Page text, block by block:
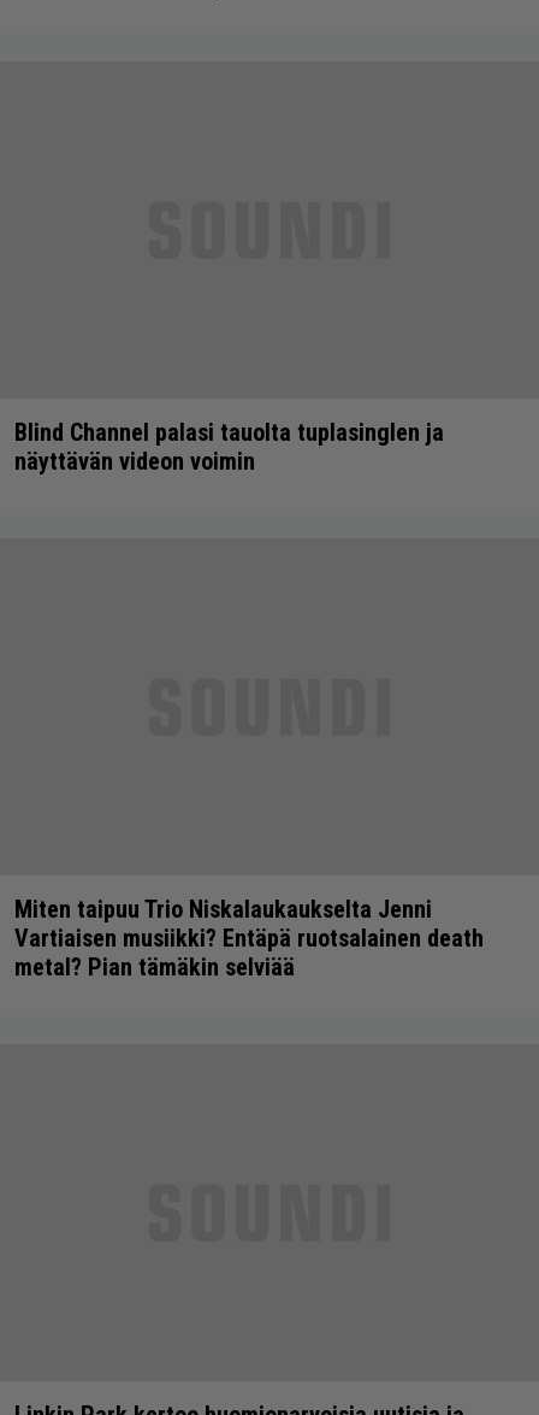
Blind Channel palasi tauolta tuplasinglen ja
näyttävän videon voimin
Miten taipuu Trio Niskalaukaukselta Jenni
Vartiaisen musiikki? Entäpä ruotsalainen death
metal? Pian tämäkin selviää